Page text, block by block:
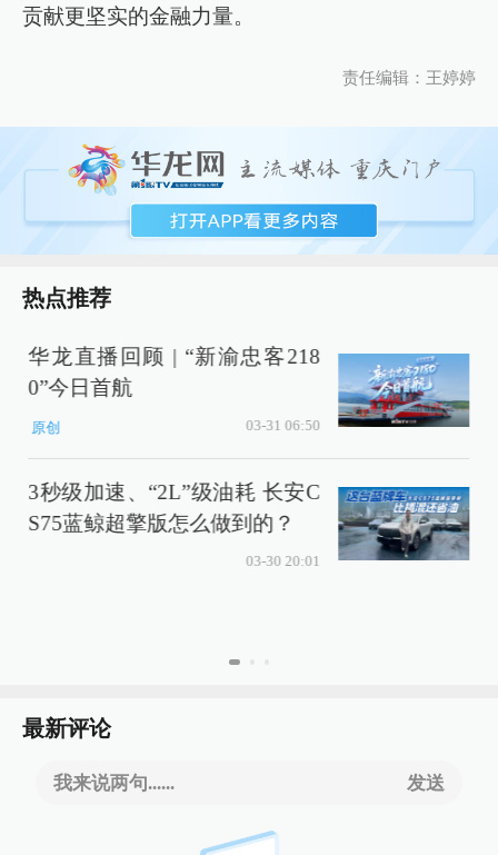
贡献更坚实的金融力量。
责任编辑：王婷婷
热点推荐
华龙直播回顾 | “新渝忠客218
0”今日首航
原创 03-31 06:50
3秒级加速、“2L”级油耗 长安C
S75蓝鲸超擎版怎么做到的？
03-30 20:01
最新评论
我来说两句...... 发送